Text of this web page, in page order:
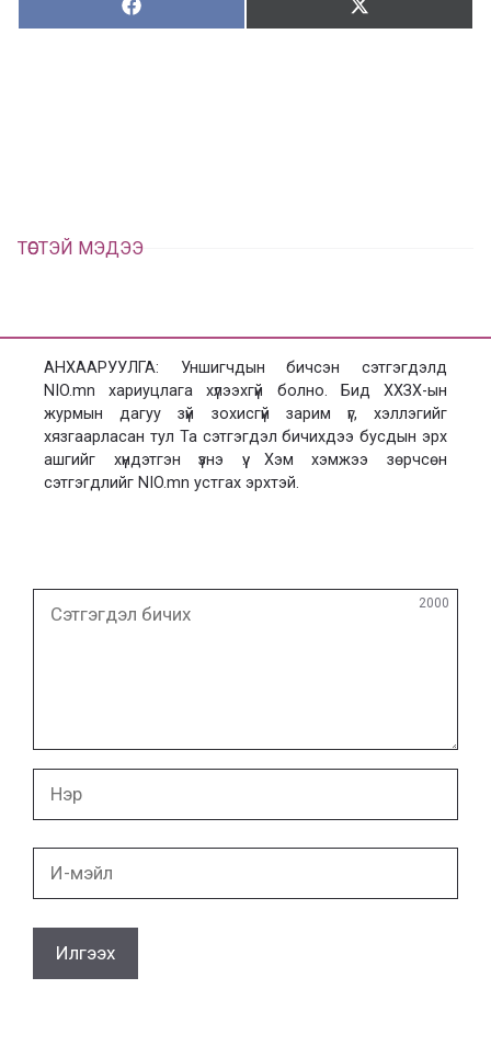
Хуваалцах:
Х
у
Түгээх:
Т
ү
ТӨСТЭЙ МЭДЭЭ
АНХААРУУЛГА: Уншигчдын бичсэн сэтгэгдэлд
NIO.mn хариуцлага хүлээхгүй болно. Бид ХХЗХ-ын
журмын дагуу зүй зохисгүй зарим үг, хэллэгийг
хязгаарласан тул Та сэтгэгдэл бичихдээ бусдын эрх
ашгийг хүндэтгэн үзнэ үү. Хэм хэмжээ зөрчсөн
сэтгэгдлийг NIO.mn устгах эрхтэй.
бичих
2000